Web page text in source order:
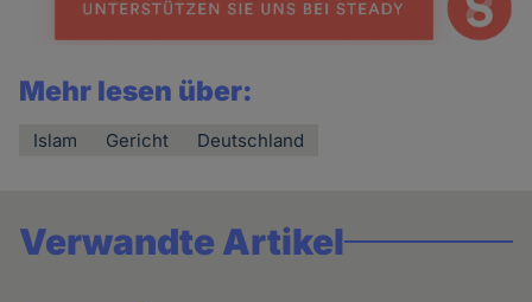
Mehr lesen über:
Islam Gericht Deutschland
Verwandte Artikel